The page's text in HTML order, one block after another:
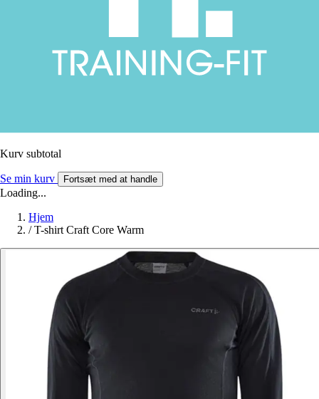
Kurv subtotal
Se min kurv Fortsæt med at handle
Loading...
Hjem
/ T-shirt Craft Core Warm